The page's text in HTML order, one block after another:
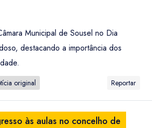
Municipal de Sousel no Dia
destacando a importância dos
original Reportar
às aulas no concelho de